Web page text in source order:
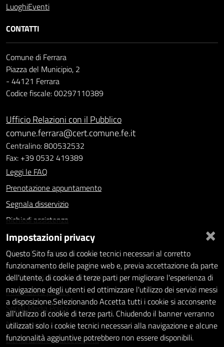
LuoghiEventi
CONTATTI
Comune di Ferrara
Piazza del Municipio, 2
- 44121 Ferrara
Codice fiscale: 00297110389
Ufficio Relazioni con il Pubblico
comune.ferrara@cert.comune.fe.it
Centralino: 800532532
Fax: +39 0532 419389
Leggi le FAQ
Prenotazione appuntamento
Segnala disservizio
Richiedi assistenza
Statistiche dei Siti web
Intranet - accesso riservato
Amministrazione trasparente
Informativa privacy
Social Media Policy
Note legali
Dichiarazione di accessibilità
×
Impostazioni privacy
Questo Sito fa uso di cookie tecnici necessari al corretto
funzionamento delle pagine web e, previa accettazione da parte
dell'utente, di cookie di terze parti per migliorare l'esperienza di
navigazione degli utenti ed ottimizzare l'utilizzo dei servizi messi
a disposizione.Selezionando Accetta tutti i cookie si acconsente
all'utilizzo di cookie di terze parti. Chiudendo il banner verranno
utilizzati solo i cookie tecnici necessari alla navigazione e alcune
funzionalità aggiuntive potrebbero non essere disponibili.